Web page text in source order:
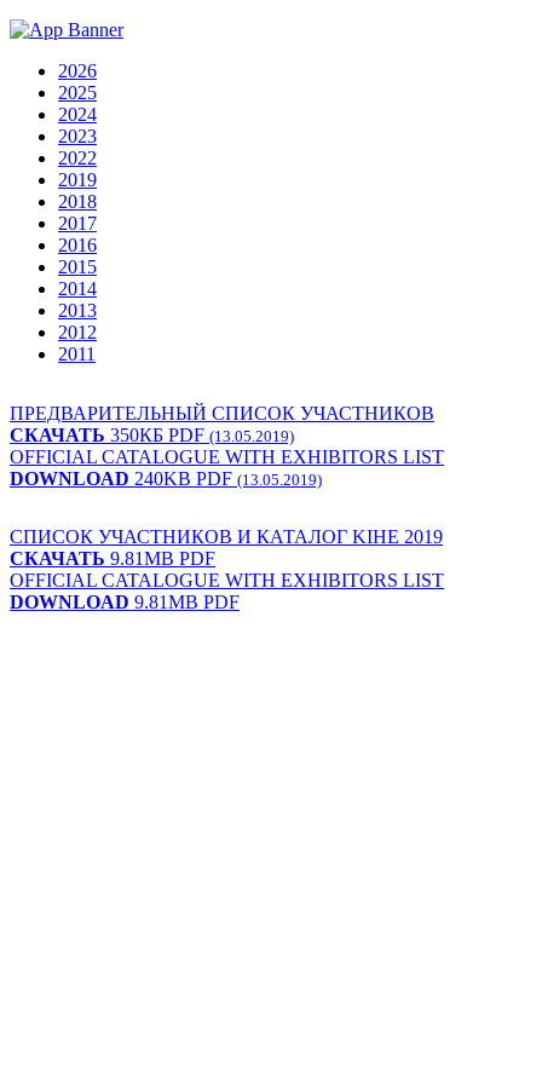
2026
2025
2024
2023
2022
2019
2018
2017
2016
2015
2014
2013
2012
2011
ПРЕДВАРИТЕЛЬНЫЙ СПИСОК УЧАСТНИКОВ
СКАЧАТЬ 350КБ PDF (13.05.2019)
OFFICIAL CATALOGUE WITH EXHIBITORS LIST
DOWNLOAD 240KB PDF (13.05.2019)
СПИСОК УЧАСТНИКОВ И КАТАЛОГ KIHE 2019
СКАЧАТЬ 9.81MB PDF
OFFICIAL CATALOGUE WITH EXHIBITORS LIST
DOWNLOAD 9.81MB PDF